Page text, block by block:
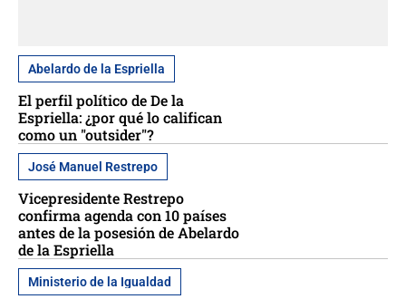
Abelardo de la Espriella
El perfil político de De la
Espriella: ¿por qué lo califican
como un "outsider"?
José Manuel Restrepo
Vicepresidente Restrepo
confirma agenda con 10 países
antes de la posesión de Abelardo
de la Espriella
Ministerio de la Igualdad